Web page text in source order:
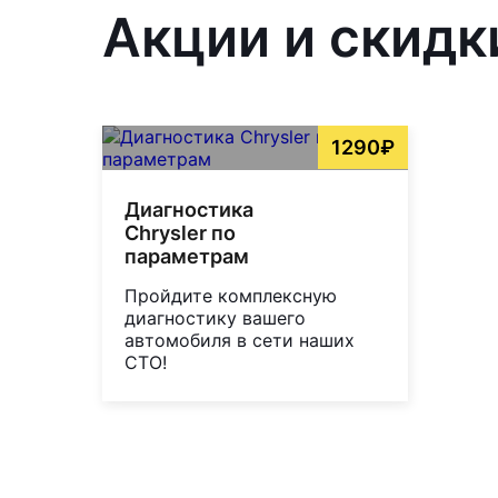
Акции и
1290₽
Диагностика
Chrysler по
параметрам
Пройдите комплексную
диагностику вашего
автомобиля в сети наших
СТО!